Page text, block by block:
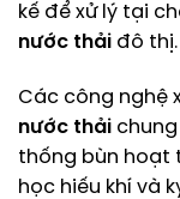
kế để xử lý tại
nước thải đô thị.
Các công nghệ
nước thải
thống bùn hoạt
học hiếu khí và